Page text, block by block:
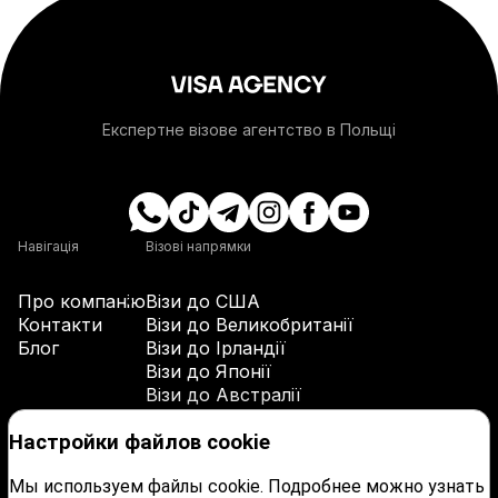
+61
+43
+1-242
Експертне візове агентство в Польщі
Візові напрямки
Візи до США
Візи до Великобританії
Візи до Ірландії
Візи до Японії
Візи до Австралії
Візи до Канади
Навігація
Про компанію
Контакти
Блог
Контакти
+48 537 873 955
Настройки файлов cookie
Мы используем файлы cookie. Подробнее можно узнать